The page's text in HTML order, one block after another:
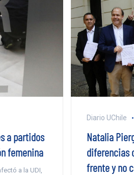
a partidos
femenina
a la UDI,
Diario UChile
Natalia
diferencias
frente y no